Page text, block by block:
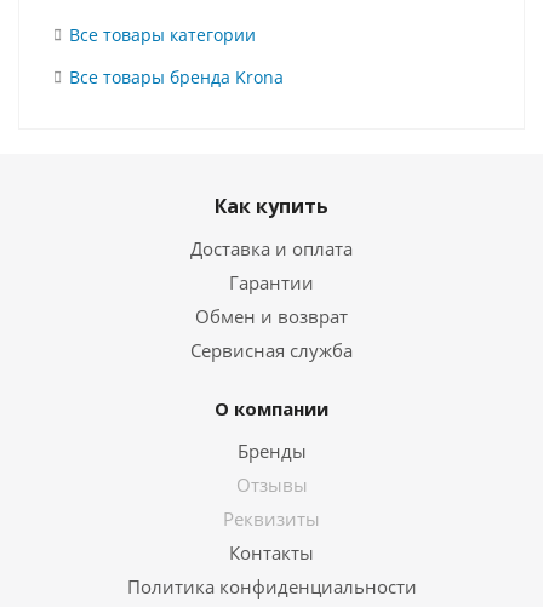
Все товары категории
Все товары бренда Krona
Как купить
Доставка и оплата
Гарантии
Обмен и возврат
Сервисная служба
О компании
Бренды
Отзывы
Реквизиты
Контакты
Политика конфиденциальности